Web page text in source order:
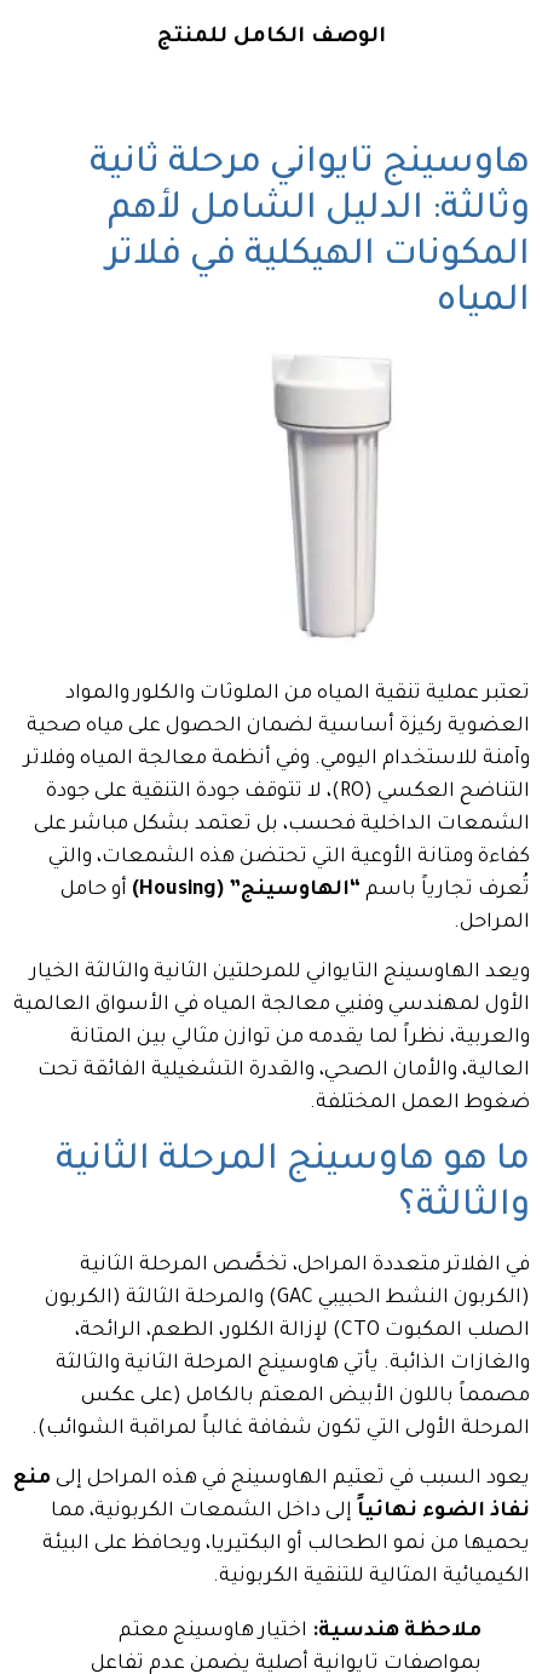
الوصف الكامل للمنتج
هاوسينج تايواني مرحلة ثانية
وثالثة: الدليل الشامل لأهم
المكونات الهيكلية في فلاتر
المياه
تعتبر عملية تنقية المياه من الملوثات والكلور والمواد
العضوية ركيزة أساسية لضمان الحصول على مياه صحية
وآمنة للاستخدام اليومي. وفي أنظمة معالجة المياه وفلاتر
التناضح العكسي (RO)، لا تتوقف جودة التنقية على جودة
الشمعات الداخلية فحسب، بل تعتمد بشكل مباشر على
كفاءة ومتانة الأوعية التي تحتضن هذه الشمعات، والتي
تُعرف تجارياً باسم “الهاوسينج” (Housing)
أو حامل
المراحل.
ويعد الهاوسينج التايواني للمرحلتين الثانية والثالثة الخيار
الأول لمهندسي وفنيي معالجة المياه في الأسواق العالمية
والعربية، نظراً لما يقدمه من توازن مثالي بين المتانة
العالية، والأمان الصحي، والقدرة التشغيلية الفائقة تحت
ضغوط العمل المختلفة.
ما هو هاوسينج المرحلة الثانية
والثالثة؟
في الفلاتر متعددة المراحل، تخصَّص المرحلة الثانية
(الكربون النشط الحبيبي
GAC
) والمرحلة الثالثة (الكربون
الصلب المكبوت CTO) لإزالة الكلور، الطعم، الرائحة،
والغازات الذائبة. يأتي هاوسينج المرحلة الثانية والثالثة
مصمماً باللون الأبيض المعتم بالكامل (على عكس
المرحلة الأولى التي تكون شفافة غالباً لمراقبة الشوائب).
يعود السبب في تعتيم الهاوسينج في هذه المراحل إلى منع
نفاذ الضوء نهائياً إلى داخل الشمعات الكربونية، مما
يحميها من نمو الطحالب أو البكتيريا، ويحافظ على البيئة
الكيميائية المثالية للتنقية الكربونية.
ملاحظة هندسية: اختيار هاوسينج معتم
بمواصفات تايوانية أصلية يضمن عدم تفاعل